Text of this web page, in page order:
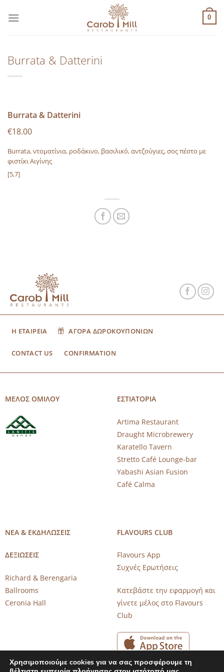
στο
0
Burrata & Datterini
Burrata & Datterini
€18.00
Burrata, ντοματίνια, ροδάκινο, βασιλικό, αντζούγιες, σος πέστο με
φιστίκι Αιγίνης
[5,7]
Η ΕΤΑΙΡΕΙΑ ΑΓΟΡΑ ΔΩΡΟΚΟΥΠΟΝΙΩΝ
CONTACT US CONFIRMATION
ΜΕΛΟΣ ΟΜΙΛΟΥ ΕΣΤΙΑΤΟΡΙΑ
Artima Restaurant
Draught Microbrewery
Karatello Tavern
Stretto Café Lounge-bar
Yabashi Asian Fusion
Café Calma
ΝΕΑ & ΕΚΔΗΛΩΣΕΙΣ
ΔΕΞΙΩΣΕΙΣ
Richard & Berengaria
Ballrooms
Ceronia Hall
FLAVOURS CLUB
Flavours App
Συχνές Ερωτήσεις
Κατεβάστε την εφαρμογή και
γίνετε μέλος στο Flavours
Club
Χρησιμοποιούμε cookies για να σας προσφέρουμε τη